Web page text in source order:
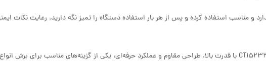
و مناسب استفاده کرده و پس از هر بار استفاده دستگاه را تمیز نگه دارید. رعایت نکات
در مجموع، اره پروفیل بر ۳۵۵ میلیمتر ۲۲۰۰ وات کرون مدل CT15232 با قدرت بالا، طراحی مقاوم و عملکرد حرفه‌ای، یکی از گزینه‌های مناسب برای برش انواع